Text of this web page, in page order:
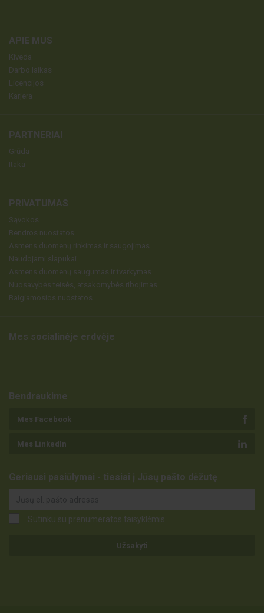
APIE MUS
Kiveda
Darbo laikas
Licencijos
Karjera
PARTNERIAI
Grūda
Itaka
PRIVATUMAS
Sąvokos
Bendros nuostatos
Asmens duomenų rinkimas ir saugojimas
Naudojami slapukai
Asmens duomenų saugumas ir tvarkymas
Nuosavybės teisės, atsakomybės ribojimas
Baigiamosios nuostatos
Mes socialinėje erdvėje
Bendraukime
Mes Facebook
Mes LinkedIn
Geriausi pasiūlymai - tiesiai į Jūsų pašto dėžutę
Sutinku su prenumeratos taisyklėmis
Užsakyti